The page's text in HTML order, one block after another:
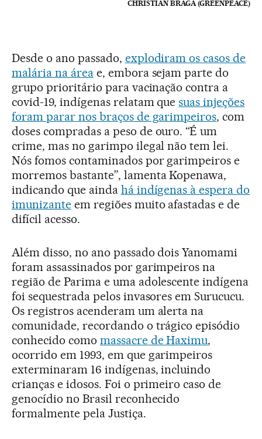
CHRISTIAN BRAGA (GREENPEACE)
Desde o ano passado, explodiram os casos de
malária na áreae, embora sejam parte do
grupo prioritário para vacinação contra a
covid-19, indígenas relatam quesuas injeções
foram parar nos braços de garimpeiros, com
doses compradas a peso de ouro. “É um
crime, mas no garimpo ilegal não tem lei.
Nós fomos contaminados por garimpeiros e
morremos bastante”, lamenta Kopenawa,
indicando que ainda há indígenas à espera do
imunizanteem regiões muito afastadas e de
difícil acesso.
Além disso, no ano passado dois Yanomami
foram assassinados por garimpeiros na
região de Parima e uma adolescente indígena
foi sequestrada pelos invasores em Surucucu.
Os registros acenderam um alerta na
comunidade, recordando o trágico episódio
conhecido como massacre de Haximu,
ocorrido em 1993, em que garimpeiros
exterminaram 16 indígenas, incluindo
crianças e idosos. Foi o primeiro caso de
genocídio no Brasil reconhecido
formalmente pela Justiça.